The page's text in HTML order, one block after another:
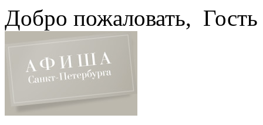
Добро пожаловать, Гость